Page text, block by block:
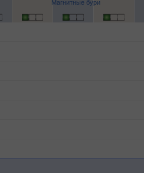
Магнитные бури